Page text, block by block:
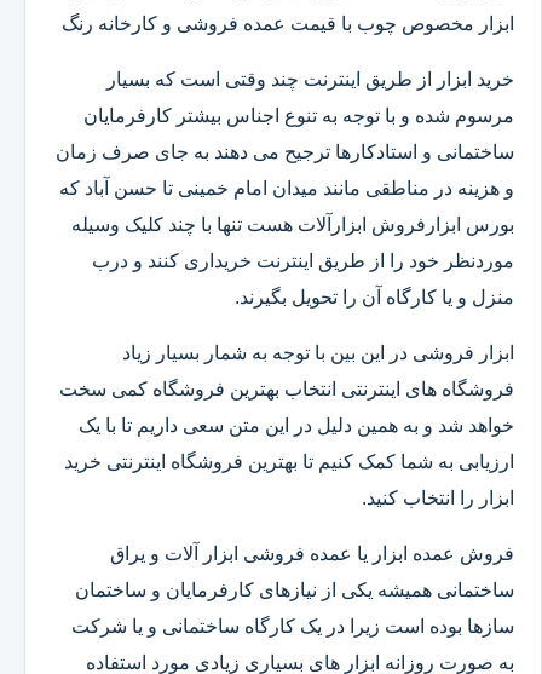
ابزار مخصوص چوب با قیمت عمده فروشی و کارخانه رنگ
خرید ابزار از طریق اینترنت چند وقتی است که بسیار
مرسوم شده و با توجه به تنوع اجناس بیشتر کارفرمایان
ساختمانی و استادکارها ترجیح می دهند به جای صرف زمان
و هزینه در مناطقی مانند میدان امام خمینی تا حسن آباد که
بورس ابزارفروش ابزارآلات هست تنها با چند کلیک وسیله
موردنظر خود را از طریق اینترنت خریداری کنند و درب
منزل و یا کارگاه آن را تحویل بگیرند.
ابزار فروشی در این بین با توجه به شمار بسیار زیاد
فروشگاه های اینترنتی انتخاب بهترین فروشگاه کمی سخت
خواهد شد و به همین دلیل در این متن سعی داریم تا با یک
ارزیابی به شما کمک کنیم تا بهترین فروشگاه اینترنتی خرید
ابزار را انتخاب کنید.
فروش عمده ابزار یا عمده فروشی ابزار آلات و یراق
ساختمانی همیشه یکی از نیازهای کارفرمایان و ساختمان
سازها بوده است زیرا در یک کارگاه ساختمانی و یا شرکت
به صورت روزانه ابزار های بسیاری زیادی مورد استفاده